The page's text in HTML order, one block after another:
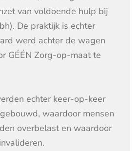
van voldoende hulp bij
De praktijk is echter
werd achter de wagen
GÉÉN Zorg-op-maat te
echter keer-op-keer
waardoor mensen
overbelast en waardoor